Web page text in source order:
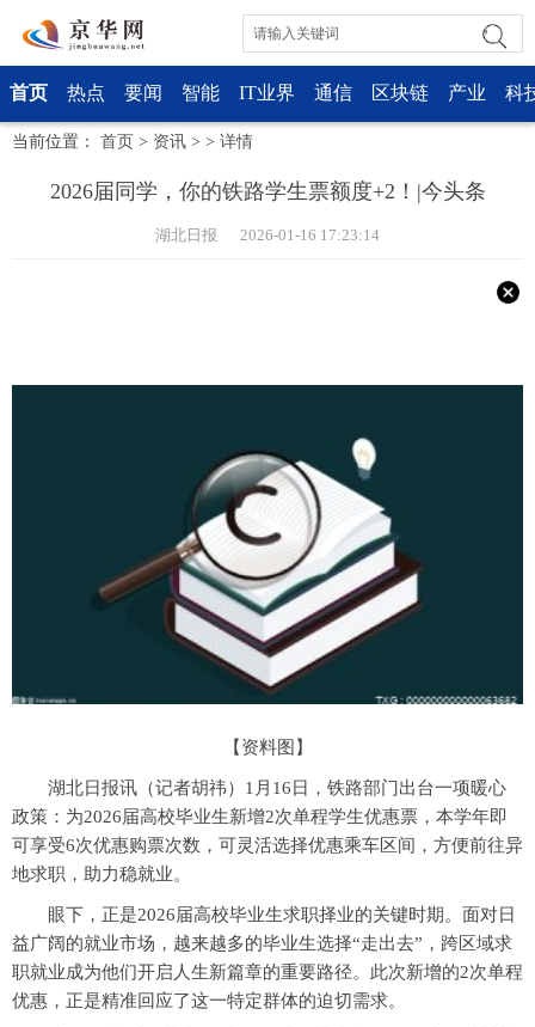
首页 热点 要闻 智能 IT业界 通信 区块链 产业 科
当前位置： 首页 > 资讯 > > 详情
2026届同学，你的铁路学生票额度+2！|今头条
湖北日报 2026-01-16 17:23:14
【资料图】
湖北日报讯（记者胡祎）1月16日，铁路部门出台一项暖心
政策：为2026届高校毕业生新增2次单程学生优惠票，本学年即
可享受6次优惠购票次数，可灵活选择优惠乘车区间，方便前往异
地求职，助力稳就业。
眼下，正是2026届高校毕业生求职择业的关键时期。面对日
益广阔的就业市场，越来越多的毕业生选择“走出去”，跨区域求
职就业成为他们开启人生新篇章的重要路径。此次新增的2次单程
优惠，正是精准回应了这一特定群体的迫切需求。